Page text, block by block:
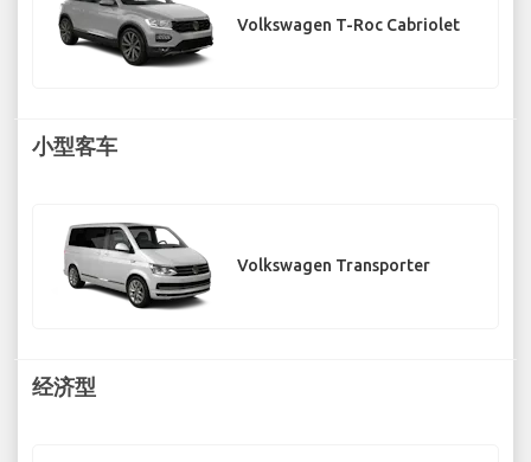
Volkswagen T-Roc Cabriolet
小型客车
Volkswagen Transporter
经济型